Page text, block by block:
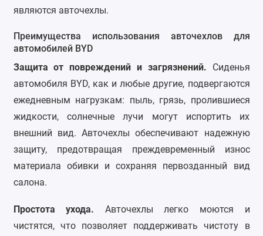
являются авточехлы.
Преимущества использования авточехлов для
автомобилей BYD
Защита от повреждений и загрязнений. Сиденья
автомобиля BYD, как и любые другие, подвергаются
ежедневным нагрузкам: пыль, грязь, пролившиеся
жидкости, солнечные лучи могут испортить их
внешний вид. Авточехлы обеспечивают надежную
защиту, предотвращая преждевременный износ
материала обивки и сохраняя первозданный вид
салона.
Простота ухода. Авточехлы легко моются и
чистятся, что позволяет поддерживать чистоту в